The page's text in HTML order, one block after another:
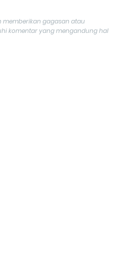
memberikan gagasan atau
komentar yang mengandung hal